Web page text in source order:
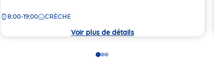
la8:00-19:00 CRÈCHE
Voir plus de détails